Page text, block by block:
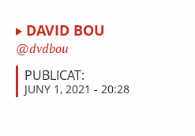
DAVID BOU
dvdbou
PUBLICAT:
JUNY 1, 2021 - 20:28